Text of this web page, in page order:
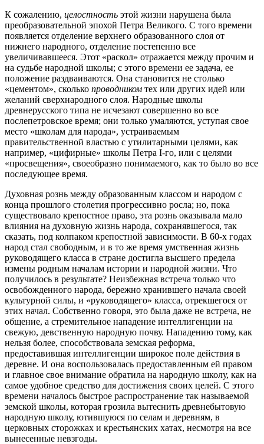
К сожалению, целостность этой жизни нарушена была
преобразовательной эпохой Петра Великого. С того времени
появляется отделение верхнего образованного слоя от
нижнего народного, отделение постепенно все
увеличивавшееся. Этот «раскол» отражается между прочим и
на судьбе народной школы; с этого времени ее задача, ее
положение раздваиваются. Она становится не столько
«цементом», сколько проводником тех или других идей или
желаний сверхнародного слоя. Народные школы
древнерусского типа не исчезают совершенно во все
послепетровское время; они только умаляются, уступая свое
место «школам для народа», устраиваемым
правительственной властью с утилитарными целями, как
например, «цифирные» школы Петра І-го, или с целями
«просвещения», своеобразно понимаемого, как то было во все
последующее время.
Духовная рознь между образованным классом и народом с
конца прошлого столетия прогрессивно росла; но, пока
существовало крепостное право, эта рознь оказывала мало
влияния на духовную жизнь народа, сохранявшегося, так
сказать, под колпаком крепостной зависимости. В 60-х годах
народ стал свободным, и в то же время умственная жизнь
руководящего класса в стране достигла высшего предела
измены родным началам истории и народной жизни. Что
получилось в результате? Неизбежная встреча только что
освобожденного народа, бережно хранившего начала своей
культурной силы, и «руководящего» класса, отрекшегося от
этих начал. Собственно говоря, это была даже не встреча, не
общение, а стремительное нападение интеллигенции на
свежую, девственную народную почву. Нападению тому, как
нельзя более, способствовала земская реформа,
предоставившая интеллигенции широкое поле действия в
деревне. И она воспользовалась предоставленным ей правом
и главное свое внимание обратила на народную школу, как на
самое удобное средство для достижения своих целей. С этого
времени началось быстрое распространение так называемой
земской школы, которая грозила вытеснить древнебытовую
народную школу, ютившуюся по селам и деревням, в
церковных сторожках и крестьянских хатах, несмотря на все
вынесенные невзгоды.